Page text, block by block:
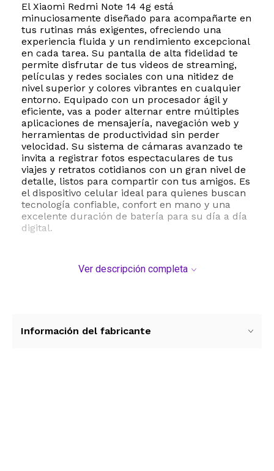
El Xiaomi Redmi Note 14 4g está
minuciosamente diseñado para acompañarte en
tus rutinas más exigentes, ofreciendo una
experiencia fluida y un rendimiento excepcional
en cada tarea. Su pantalla de alta fidelidad te
permite disfrutar de tus videos de streaming,
películas y redes sociales con una nitidez de
nivel superior y colores vibrantes en cualquier
entorno. Equipado con un procesador ágil y
eficiente, vas a poder alternar entre múltiples
aplicaciones de mensajería, navegación web y
herramientas de productividad sin perder
velocidad. Su sistema de cámaras avanzado te
invita a registrar fotos espectaculares de tus
viajes y retratos cotidianos con un gran nivel de
detalle, listos para compartir con tus amigos. Es
el dispositivo celular ideal para quienes buscan
tecnología confiable, confort en mano y una
excelente duración de batería para su día a día
digital.
Ver descripción completa
Información del fabricante